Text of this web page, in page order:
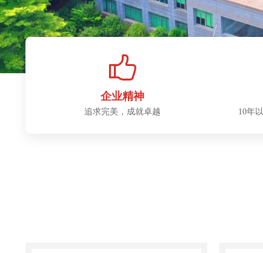
企业精神
追求完美，成就卓越 10年